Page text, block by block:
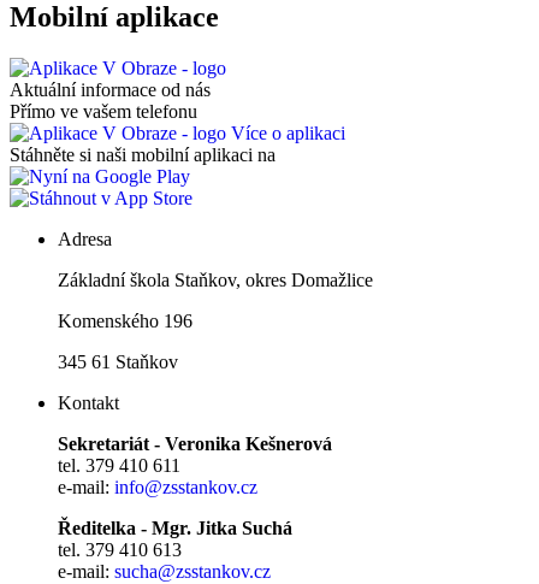
Mobilní aplikace
Aktuální informace od nás
Přímo ve vašem telefonu
Více o aplikaci
Stáhněte si naši mobilní aplikaci na
Adresa
Základní škola Staňkov, okres Domažlice
Komenského 196
345 61 Staňkov
Kontakt
Sekretariát - Veronika Kešnerová
tel. 379 410 611
e-mail: info@zsstankov.cz
Ředitelka - Mgr. Jitka Suchá
tel. 379 410 613
e-mail: sucha@zsstankov.cz